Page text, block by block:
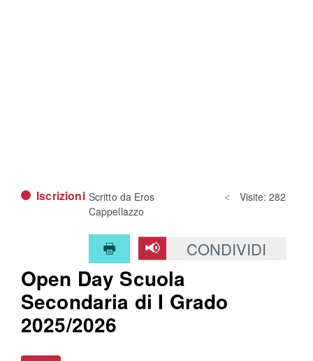
Iscrizioni Scritto da Eros
Cappellazzo
Visite: 282
CONDIVIDI
Open Day Scuola
Secondaria di I Grado
2025/2026